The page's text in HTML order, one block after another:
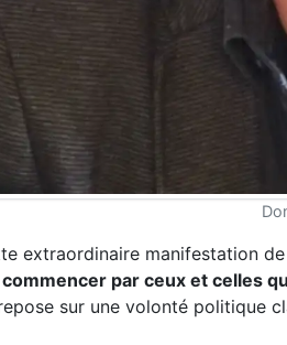
extraordinaire manifestation
commencer par ceux et celles
sur une volonté politique